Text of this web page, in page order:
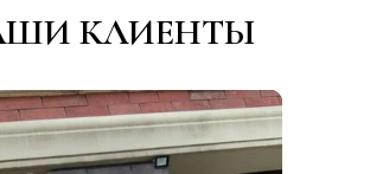
КЛИЕНТЫ